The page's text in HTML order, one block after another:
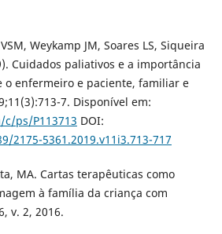
Weykamp JM, Soares LS, Siqueira
Cuidados paliativos e a importância
o enfermeiro e paciente, familiar e
7. Disponível em:
ps/P113713 DOI:
2175-5361.2019.v11i3.713-717
MA. Cartas terapêuticas como
à família da criança com
v. 2, 2016.